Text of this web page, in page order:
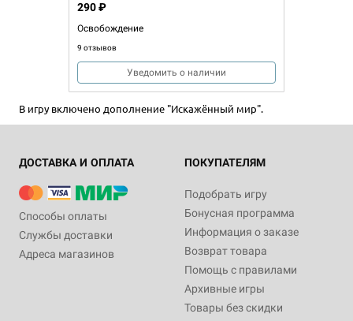
Освобождение
9 отзывов
290 ₽
Уведомить о наличии
В игру включено дополнение "Искажённый мир".
ДОСТАВКА И ОПЛАТА
Способы оплаты
Службы доставки
Адреса магазинов
ПОКУПАТЕЛЯМ
Подобрать игру
Бонусная программа
Информация о заказе
Возврат товара
Помощь с правилами
Архивные игры
Товары без скидки